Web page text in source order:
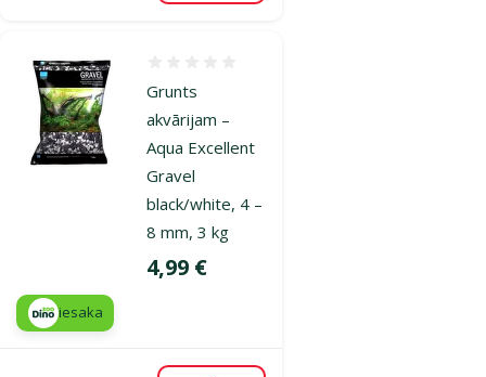
Grunts
akvārijam –
Aqua Excellent
Gravel
black/white, 4 –
8 mm, 3 kg
Cena
4,99 €
iesaka